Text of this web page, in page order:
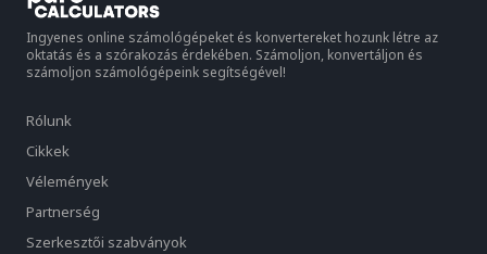
Ingyenes online számológépeket és konvertereket hozunk létre az
oktatás és a szórakozás érdekében. Számoljon, konvertáljon és
számoljon számológépeink segítségével!
Rólunk
Cikkek
Vélemények
Partnerség
Szerkesztői szabványok